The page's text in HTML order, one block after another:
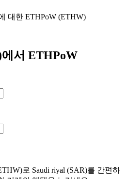
대한 ETHPoW (ETHW)
서 ETHPoW
로 Saudi riyal (SAR)를 간편하